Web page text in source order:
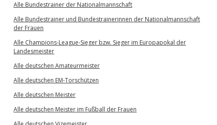
Alle Bundestrainer der Nationalmannschaft
Alle Bundestrainer und Bundestrainerinnen der Nationalmannschaft
der Frauen
Alle Champions-League-Sieger bzw. Sieger im Europapokal der
Landesmeister
Alle deutschen Amateurmeister
Alle deutschen EM-Torschützen
Alle deutschen Meister
Alle deutschen Meister im Fußball der Frauen